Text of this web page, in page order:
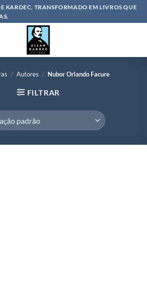
KARDEC, TRANSFORMADO EM LIVROS QUE
/ Autores / Nubor Orlando Facure
FILTRAR